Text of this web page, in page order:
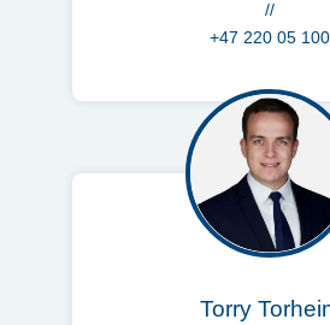
//
+47 220 05 100
Torry